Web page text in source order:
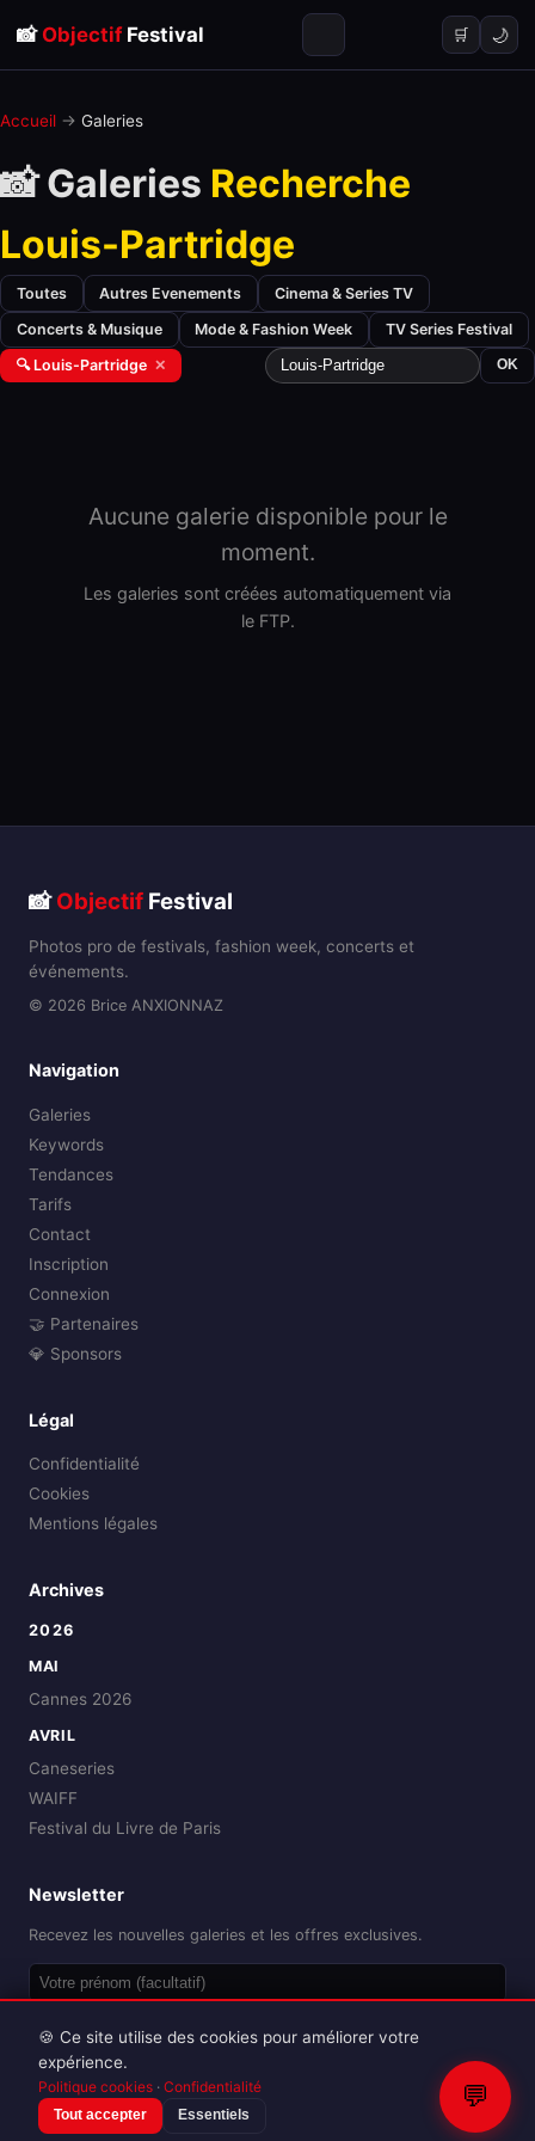
📸 ObjectifFestival 🛒 🌙
Accueil → Galeries
📸 Galeries Recherche
Louis-Partridge
Toutes Autres Evenements Cinema & Series TV
Concerts & Musique Mode & Fashion Week TV Series Festival
🔍 Louis-Partridge ✕ OK
Aucune galerie disponible pour le
moment.
Les galeries sont créées automatiquement via
le FTP.
📸Objectif Festival
Photos pro de festivals, fashion week, concerts et
événements.
© 2026 Brice ANXIONNAZ
Navigation
Galeries
Keywords
Tendances
Tarifs
Contact
Inscription
Connexion
🤝 Partenaires
💎 Sponsors
Légal
Confidentialité
Cookies
Mentions légales
Archives
2026
MAI
Cannes 2026
AVRIL
Caneseries
WAIFF
Festival du Livre de Paris
Newsletter
Recevez les nouvelles galeries et les offres exclusives.
Reproduction interdite sans autorisation.
💬
🍪 Ce site utilise des cookies pour améliorer votre
expérience.
Politique cookies · Confidentialité
Tout accepter Essentiels